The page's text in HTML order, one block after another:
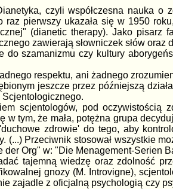
czyli współczesna nauka
raz pierwszy ukazała się w 1950
(dianetic therapy). Jako pisarz
zawierają słowniczek słów oraz
do szamanizmu czy kultury
respektu, ani żadnego
jeszcze przez późniejszą
Scjentologicznego.
scjentologów, pod oczywistością
w tym, że mała, potężna grupa
zdrowie' do tego, aby
(...) Przeciwnik stosował wszystkie
Org" w: "Die Menagement-Serien
tajemną wiedzę oraz zdolność
gnozy (M. Introvigne),
zajadle z oficjalną psychologią czy